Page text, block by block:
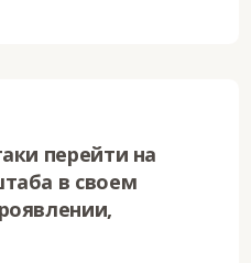
перейти на
в своем